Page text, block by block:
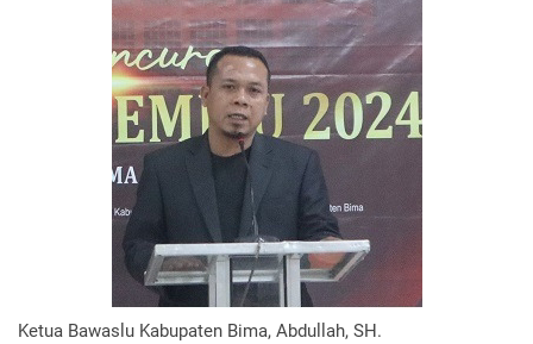
Ketua Bawaslu Kabupaten Bima, Abdullah, SH.